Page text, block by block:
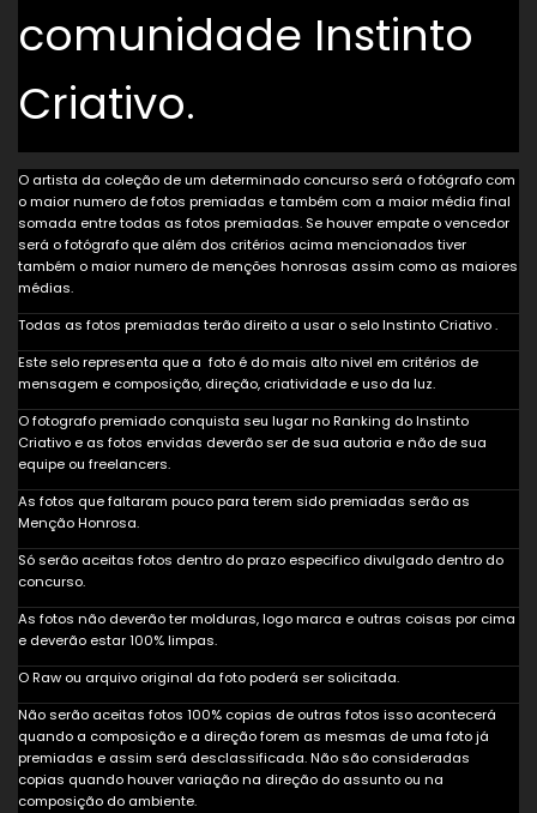
comunidade Instinto
Criativo.
O artista da coleção de um determinado concurso será o fotógrafo com
o maior numero de fotos premiadas e também com a maior média final
somada entre todas as fotos premiadas. Se houver empate o vencedor
será o fotógrafo que além dos critérios acima mencionados tiver
também o maior numero de menções honrosas assim como as maiores
médias.
Todas as fotos premiadas terão direito a usar o selo Instinto Criativo .
Este selo representa que a foto é do mais alto nivel em critérios de
mensagem e composição, direção, criatividade e uso da luz.
O fotografo premiado conquista seu lugar no Ranking do Instinto
Criativo e as fotos envidas deverão ser de sua autoria e não de sua
equipe ou freelancers.
As fotos que faltaram pouco para terem sido premiadas serão as
Menção Honrosa.
Só serão aceitas fotos dentro do prazo especifico divulgado dentro do
concurso.
As fotos não deverão ter molduras, logo marca e outras coisas por cima
e deverão estar 100% limpas.
O Raw ou arquivo original da foto poderá ser solicitada.
Não serão aceitas fotos 100% copias de outras fotos isso acontecerá
quando a composição e a direção forem as mesmas de uma foto já
premiadas e assim será desclassificada. Não são consideradas
copias quando houver variação na direção do assunto ou na
composição do ambiente.